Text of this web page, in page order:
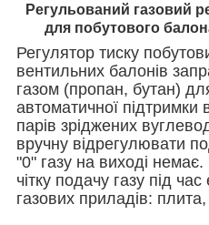
Регульований газовий
для побутового
Регулятор тиску
вентильних балонів
газом (пропан, бутан)
автоматичної
парів зріджених
вручну відрегулювати
"0" газу на виході
чітку подачу газу під
газових приладів: плита,